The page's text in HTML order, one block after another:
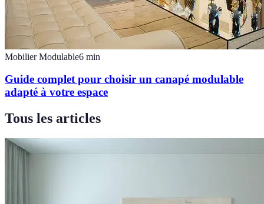
Mobilier Modulable6 min
Guide complet pour choisir un canapé modulable
adapté à votre espace
Tous les articles